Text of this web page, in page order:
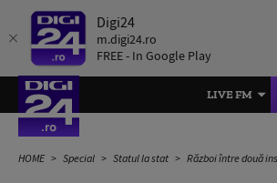
Digi24
m.digi24.ro
FREE - In Google Play
LIVE FM
HOME Special Statul la stat Război între două instituții la Agricultură. O agenție